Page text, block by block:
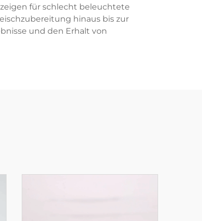
für schlecht beleuchtete
hinaus bis zur
und den Erhalt von